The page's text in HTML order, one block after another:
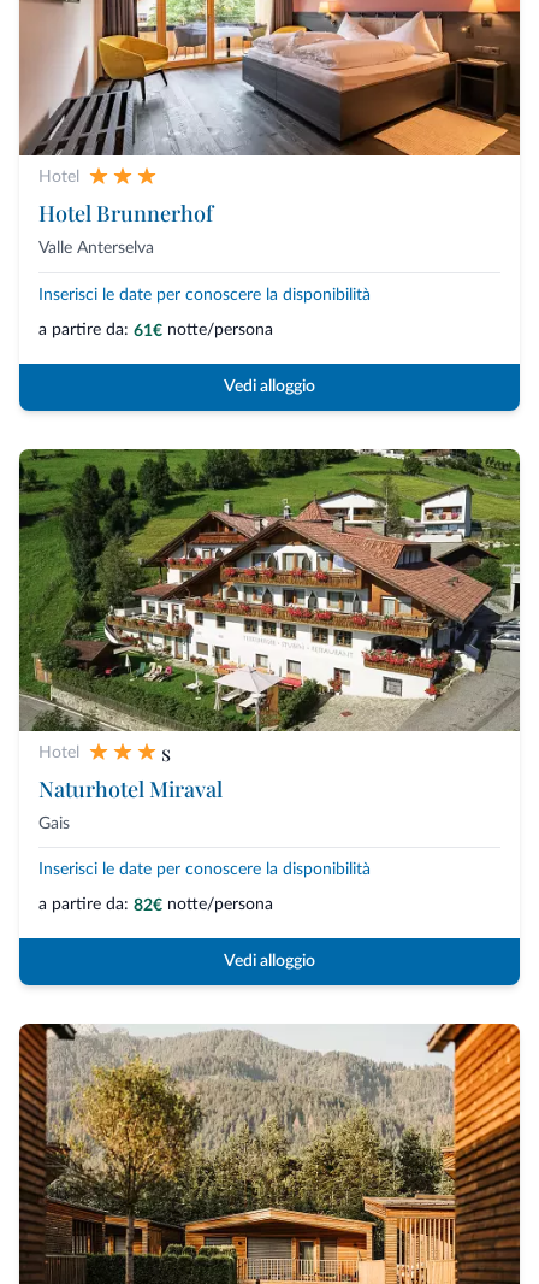
Hotel
Hotel Brunnerhof
Valle Anterselva
Inserisci le date per conoscere la disponibilità
a partire da: 61€ notte/persona
Vedi alloggio
Hotel
s
Naturhotel Miraval
Gais
Inserisci le date per conoscere la disponibilità
a partire da: 82€ notte/persona
Vedi alloggio